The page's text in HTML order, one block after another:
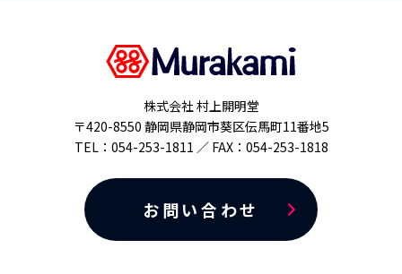
株式会社 村上開明堂
〒420-8550 静岡県静岡市葵区伝馬町11番地5
TEL：054-253-1811 ／ FAX：054-253-1818
お問い合わせ